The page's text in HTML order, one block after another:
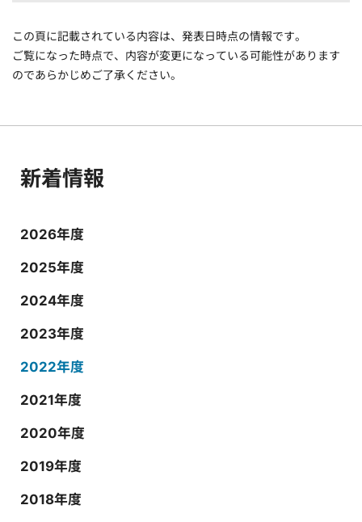
この頁に記載されている内容は、発表日時点の情報です。
ご覧になった時点で、内容が変更になっている可能性があります
のであらかじめご了承ください。
新着情報
2026年度
2025年度
2024年度
2023年度
2022年度
2021年度
2020年度
2019年度
2018年度